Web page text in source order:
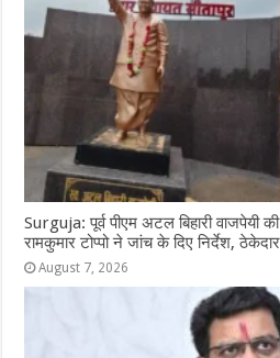
Surguja: पूर्व पीएम अटल बिहारी वाजपेयी
रामकुमार टोप्पो ने जांच के दिए निर्देश,
August 7, 2026